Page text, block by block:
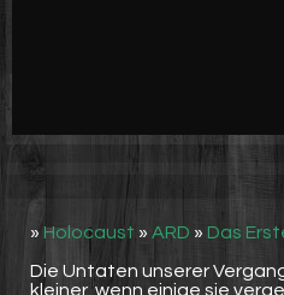
» Holocaust » ARD » Das
Die Untaten unserer
kleiner, wenn einige sie